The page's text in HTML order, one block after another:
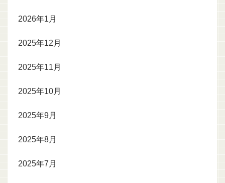
2026年1月
2025年12月
2025年11月
2025年10月
2025年9月
2025年8月
2025年7月